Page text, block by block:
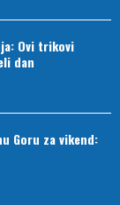
Ovi trikovi
dan
Goru za vikend: